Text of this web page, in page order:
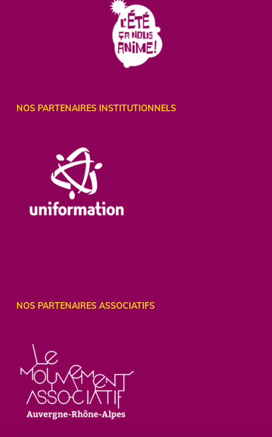
NOS PARTENAIRES INSTITUTIONNELS
NOS PARTENAIRES ASSOCIATIFS